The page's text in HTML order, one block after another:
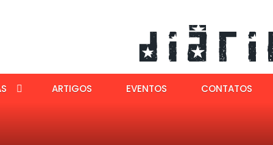
ARTIGOS EVENTOS CONTATOS